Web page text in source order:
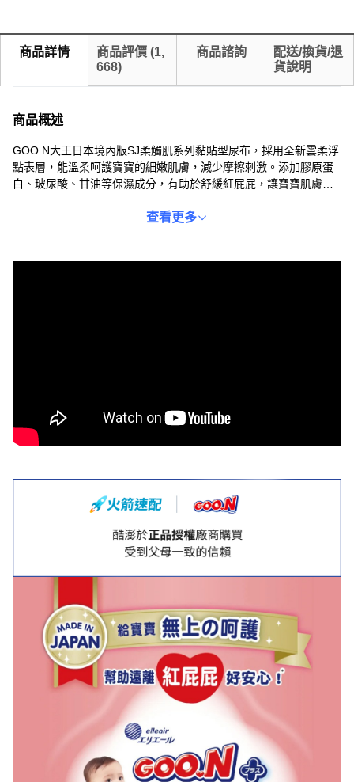
商品詳情 商品評價 (1,
668)
商品諮詢
配送/換貨/退
貨說明
商品概述
GOO.N大王日本境內版SJ柔觸肌系列黏貼型尿布，採用全新雲柔浮
點表層，能溫柔呵護寶寶的細嫩肌膚，減少摩擦刺激。添加膠原蛋
白、玻尿酸、甘油等保濕成分，有助於舒緩紅屁屁，讓寶寶肌膚保
適。尿布具有尿濕顯示功能，方便爸媽隨時掌握更換時機。日本製
查看更多